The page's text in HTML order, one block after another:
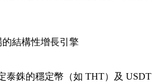
結構性增長引擎
泰銖的穩定幣（如 THT）及 USDT